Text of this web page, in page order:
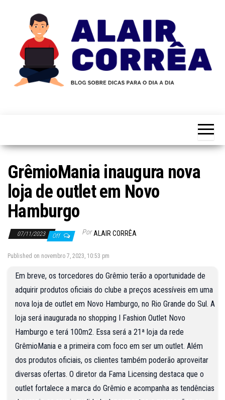
content
Corrêa
Educação e
GrêmioMania inaugura nova
loja de outlet em Novo
Hamburgo
07/11/2023 Off Por ALAIR CORRÊA
Published on novembro 7, 2023, 10:53 pm
Em breve, os torcedores do Grêmio terão a oportunidade de
adquirir produtos oficiais do clube a preços acessíveis em uma
nova loja de outlet em Novo Hamburgo, no Rio Grande do Sul. A
loja será inaugurada no shopping I Fashion Outlet Novo
Hamburgo e terá 100m2. Essa será a 21ª loja da rede
GrêmioMania e a primeira com foco em ser um outlet. Além
dos produtos oficiais, os clientes também poderão aproveitar
diversas ofertas. O diretor da Fama Licensing destaca que o
outlet fortalece a marca do Grêmio e acompanha as tendências